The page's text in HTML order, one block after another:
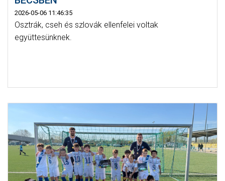
2026-05-06 11:46:35
Osztrák, cseh és szlovák ellenfelei voltak
együttesünknek.